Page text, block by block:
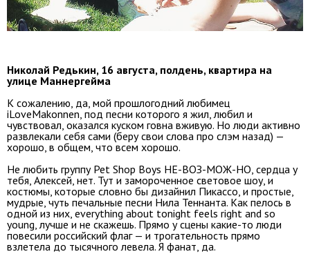
Николай Редькин, 16 августа, полдень, квартира на
улице Маннергейма
К сожалению, да, мой прошлогодний любимец
iLoveMakonnen, под песни которого я жил, любил и
чувствовал, оказался куском говна вживую. Но люди активно
развлекали себя сами (беру свои слова про слэм назад) —
хорошо, в общем, что всем хорошо.
Не любить группу Pet Shop Boys НЕ-ВОЗ-МОЖ-НО, сердца у
тебя, Алексей, нет. Тут и замороченное световое шоу, и
костюмы, которые словно бы дизайнил Пикассо, и простые,
мудрые, чуть печальные песни Нила Теннанта. Как пелось в
одной из них, everything about tonight feels right and so
young, лучше и не скажешь. Прямо у сцены какие-то люди
повесили российский флаг — и трогательность прямо
взлетела до тысячного левела. Я фанат, да.